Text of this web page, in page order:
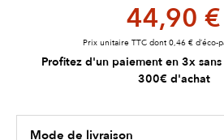
44,90 €
Prix unitaire TTC dont 0,46 € d’éco-
Profitez d'un paiement en 3x
300€ d'achat
Mode de livraison